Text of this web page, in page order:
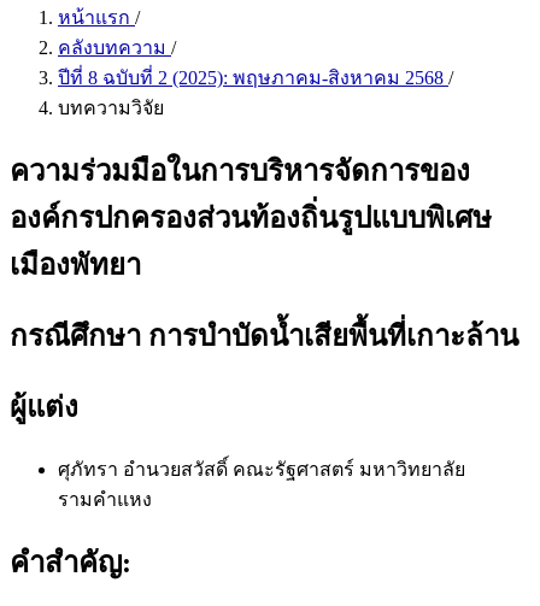
หน้าแรก /
คลังบทความ /
ปีที่ 8 ฉบับที่ 2 (2025): พฤษภาคม-สิงหาคม 2568 /
บทความวิจัย
ความร่วมมือในการบริหารจัดการของ
องค์กรปกครองส่วนท้องถิ่นรูปแบบพิเศษ
เมืองพัทยา
กรณีศึกษา การบำบัดน้ำเสียพื้นที่เกาะล้าน
ผู้แต่ง
ศุภัทรา อำนวยสวัสดิ์ คณะรัฐศาสตร์ มหาวิทยาลัย
รามคำแหง
คำสำคัญ: